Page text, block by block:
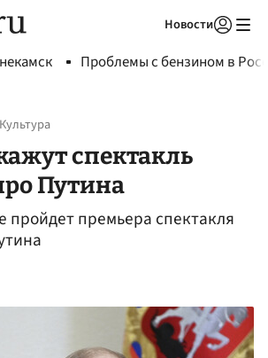
Новости
Проблемы с бензином в
Культура
спектакль
Путина
пройдет премьера спектакля